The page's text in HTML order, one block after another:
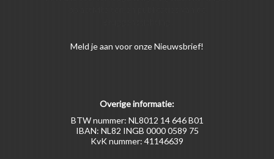
Meld je aan voor onze Nieuwsbrief!
Overige informatie:
BTW nummer: NL8012 14 646 B01
IBAN: NL82 INGB 0000 0589 75
KvK nummer: 41146639